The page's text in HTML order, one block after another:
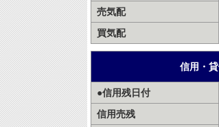
売気配
買気配
信用・
●信用残日付
信用売残